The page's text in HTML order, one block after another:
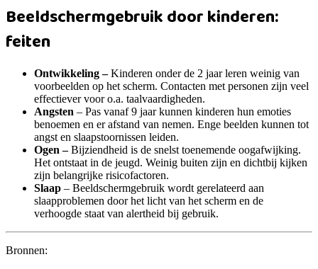
Beeldschermgebruik door kinderen:
feiten
Ontwikkeling –Kinderen onder de 2 jaar leren weinig van
voorbeelden op het scherm. Contacten met personen zijn veel
effectiever voor o.a. taalvaardigheden.
Angsten – Pas vanaf 9 jaar kunnen kinderen hun emoties
benoemen en er afstand van nemen. Enge beelden kunnen tot
angst en slaapstoornissen leiden.
Ogen –Bijziendheid is de snelst toenemende oogafwijking.
Het ontstaat in de jeugd. Weinig buiten zijn en dichtbij kijken
zijn belangrijke risicofactoren.
Slaap – Beeldschermgebruik wordt gerelateerd aan
slaapproblemen door het licht van het scherm en de
verhoogde staat van alertheid bij gebruik.
Bronnen: